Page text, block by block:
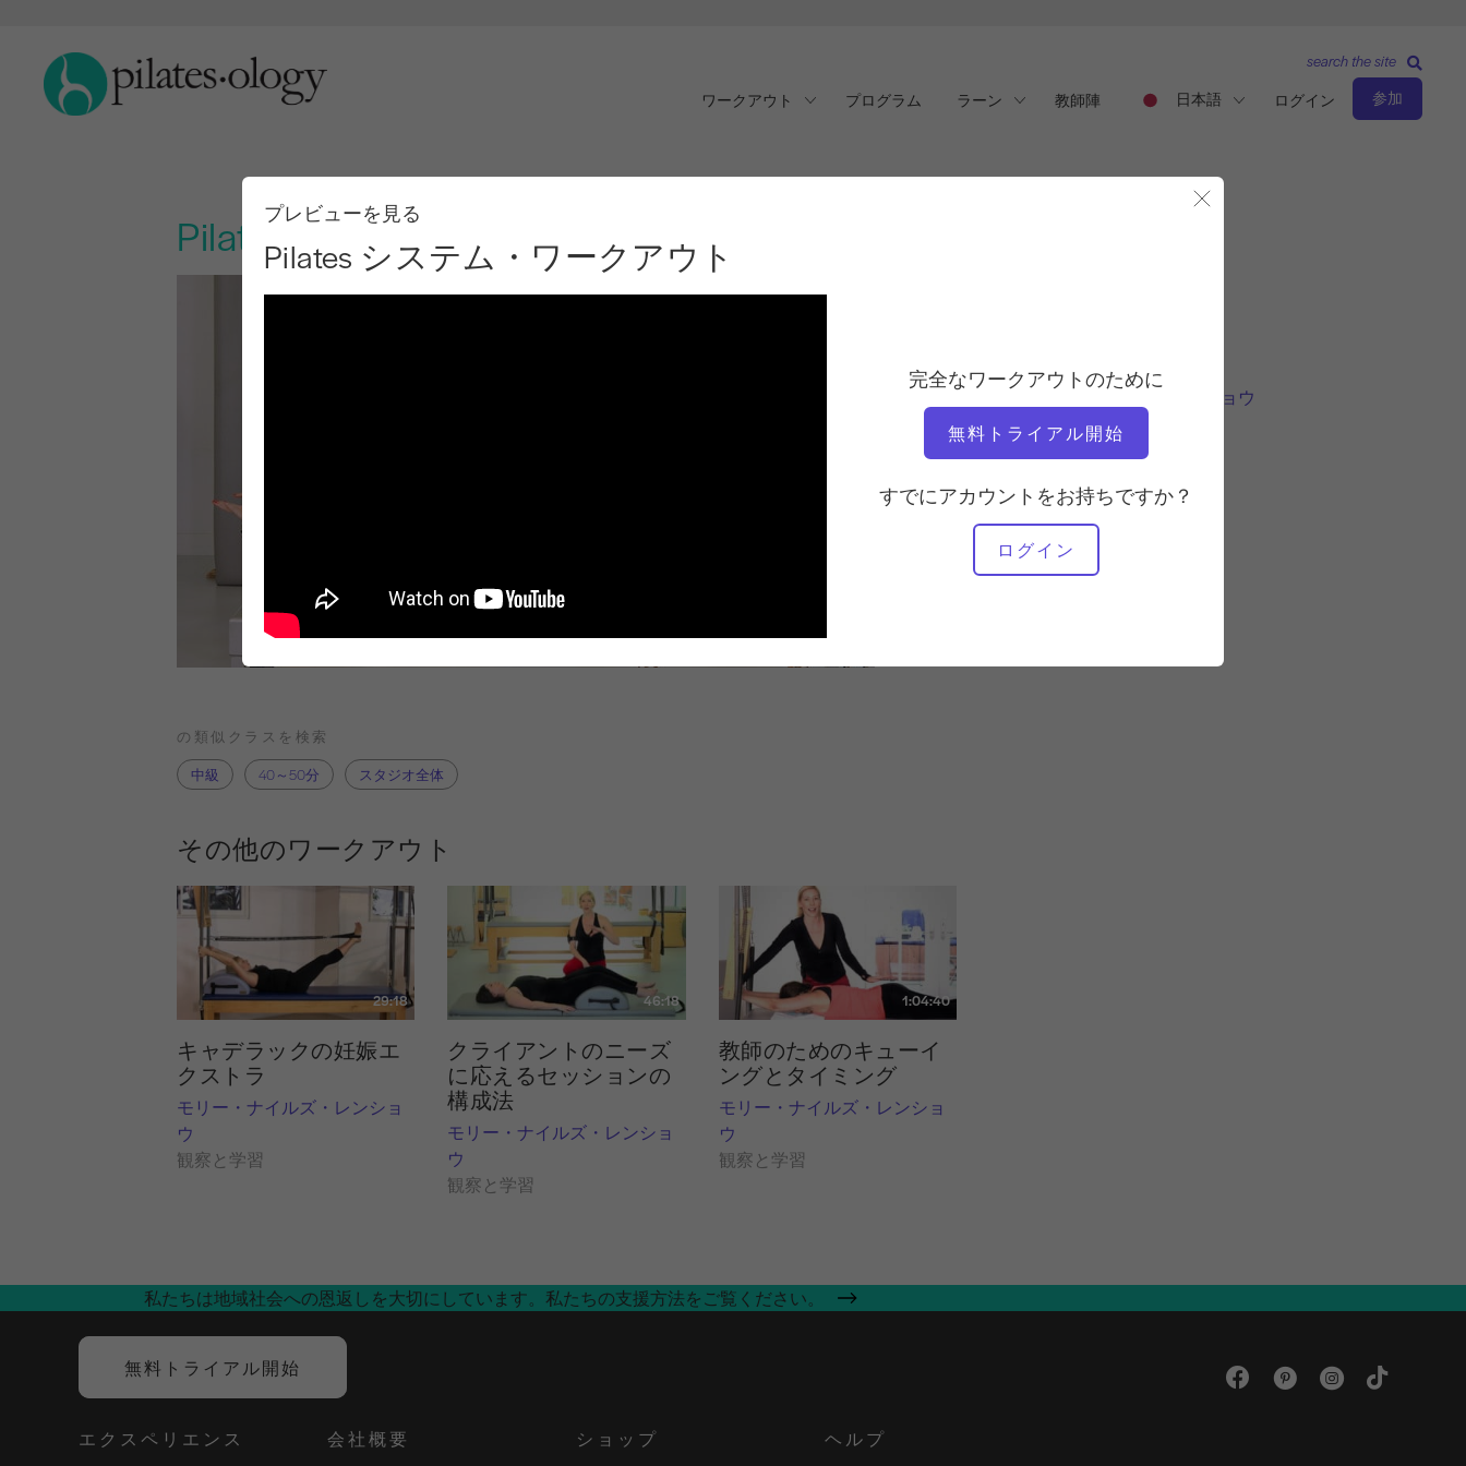
ワークアウト プログラム ラーン 教師陣 日本語 ログイン 参加
search the site
Pilates システム・ワークアウト
プレビューを見る
Pilates システム・ワークアウト
完全なワークアウトのために
無料トライアル開始
すでにアカウントをお持ちですか？
ログイン
モリー・ナイルズ・レンショウ
ワークアウトのテンポ
安定している
必要な機材
の類似クラスを検索
中級
40～50分 スタジオ全体
その他のワークアウト
29:18
キャデラックの妊娠エ
クストラ
モリー・ナイルズ・レンショ
ウ
観察と学習
46:18
クライアントのニーズ
に応えるセッションの
構成法
モリー・ナイルズ・レンショ
ウ
観察と学習
1:04:40
教師のためのキューイ
ングとタイミング
モリー・ナイルズ・レンショ
ウ
観察と学習
私たちは地域社会への恩返しを大切にしています。私たちの支援方法をご覧ください。
無料トライアル開始
エクスペリエンス 会社概要 ショップ ヘルプ